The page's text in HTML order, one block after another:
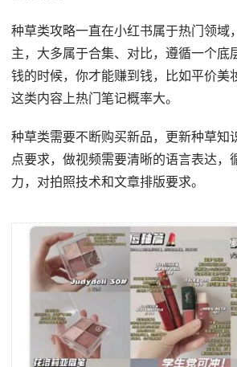
种草类攻略一直在小红书属于热门领域
主，大多属于合集、对比，遵循一个底
钱的时候，你才能赚到钱，比如平价美
这类内容上热门笔记概率大。
种草类需要不断购买新品，更新种草知
点要求，做视频需要清晰的语言表达，
力，对拍照技术和文章排版要求。